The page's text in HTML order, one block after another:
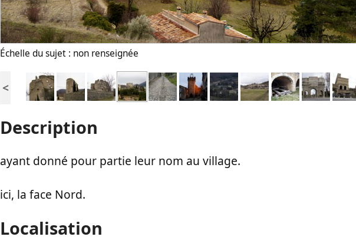
Échelle du sujet : non renseignée
<
Description
ayant donné pour partie leur nom au village.
ici, la face Nord.
Localisation